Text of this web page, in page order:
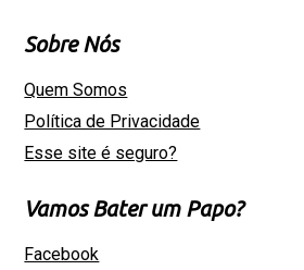
Sobre Nós
Quem Somos
Política de Privacidade
Esse site é seguro?
Vamos Bater um Papo?
Facebook